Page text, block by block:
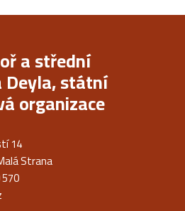
a střední
Deyla, státní
organizace
14
Strana